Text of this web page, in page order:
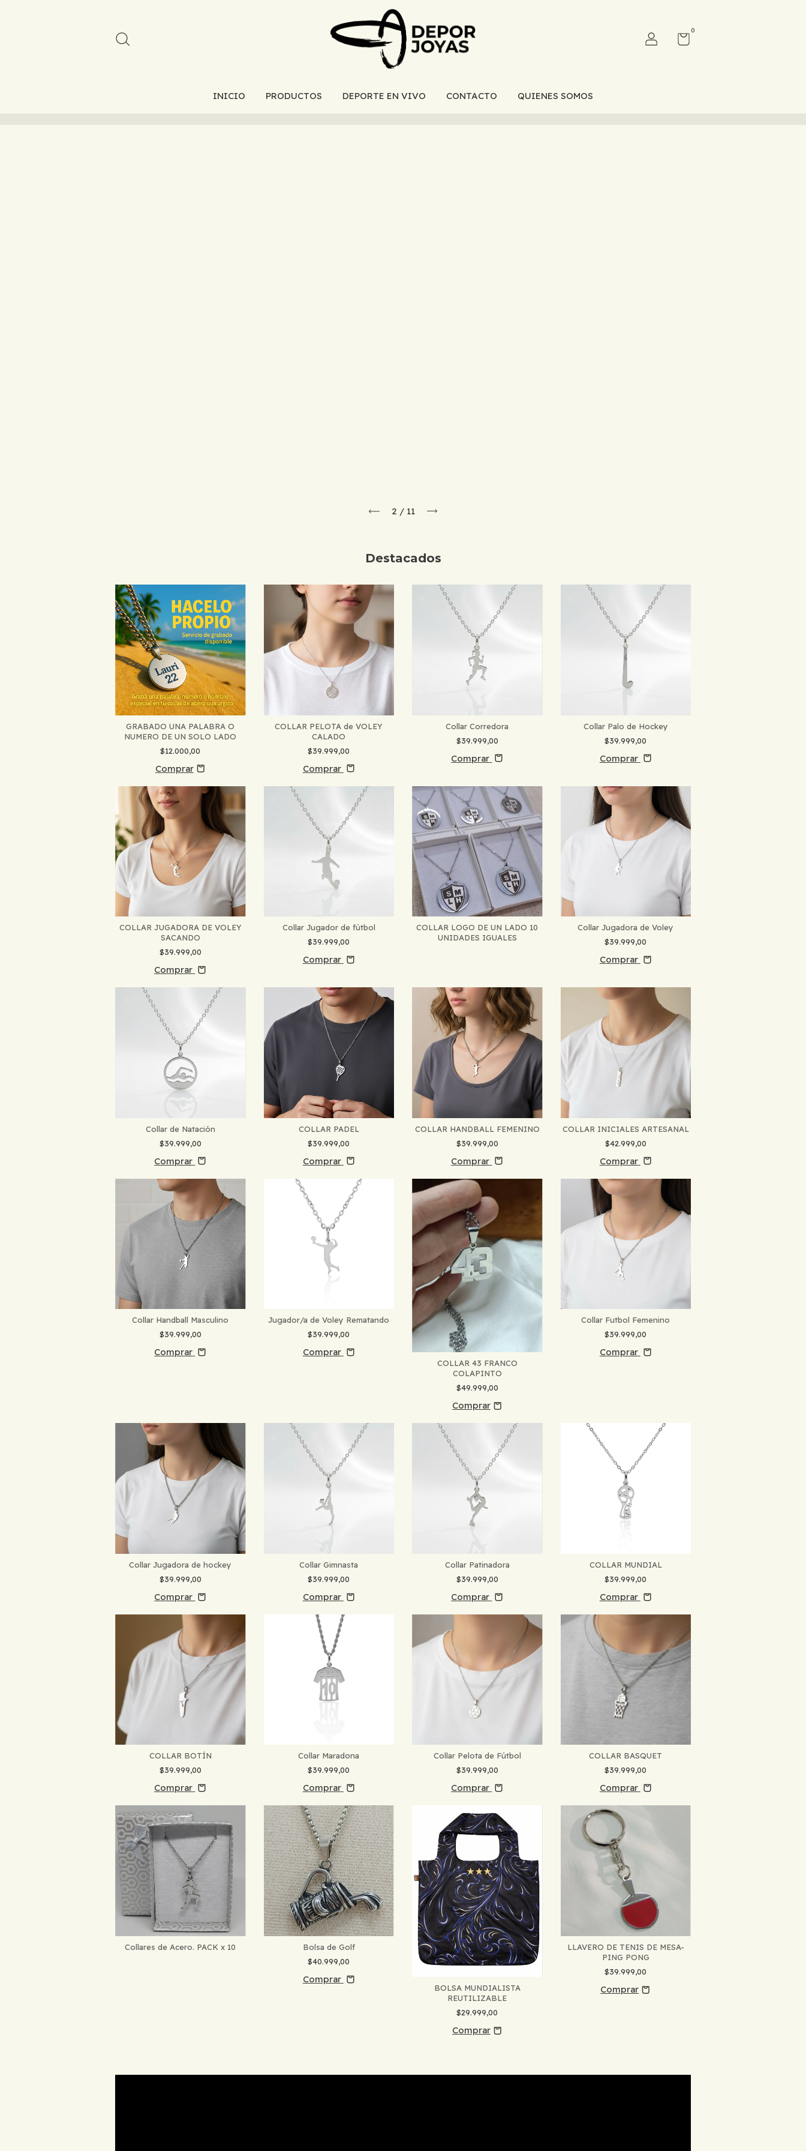
0
INICIO PRODUCTOS DEPORTE EN VIVO CONTACTO QUIENES SOMOS
2 / 11
Destacados
GRABADO UNA PALABRA O
NUMERO DE UN SOLO LADO
$12.000,00
COLLAR PELOTA de VOLEY
CALADO
$39.999,00
Comprar
Collar Corredora
$39.999,00
Comprar
Collar Palo de Hockey
$39.999,00
Comprar
COLLAR JUGADORA DE VOLEY
SACANDO
$39.999,00
Comprar
Collar Jugador de fútbol
$39.999,00
Comprar
COLLAR LOGO DE UN LADO 10
UNIDADES IGUALES
Collar Jugadora de Voley
$39.999,00
Comprar
Collar de Natación
$39.999,00
Comprar
COLLAR PADEL
$39.999,00
Comprar
COLLAR HANDBALL FEMENINO
$39.999,00
Comprar
COLLAR INICIALES ARTESANAL
$42.999,00
Comprar
Collar Handball Masculino
$39.999,00
Comprar
Jugador/a de Voley Rematando
$39.999,00
Comprar
COLLAR 43 FRANCO
COLAPINTO
$49.999,00
Collar Futbol Femenino
$39.999,00
Comprar
Collar Jugadora de hockey
$39.999,00
Comprar
Collar Gimnasta
$39.999,00
Comprar
Collar Patinadora
$39.999,00
Comprar
COLLAR MUNDIAL
$39.999,00
Comprar
COLLAR BOTÍN
$39.999,00
Comprar
Collar Maradona
$39.999,00
Comprar
Collar Pelota de Fútbol
$39.999,00
Comprar
COLLAR BASQUET
$39.999,00
Comprar
Collares de Acero. PACK x 10
Bolsa de Golf
$40.999,00
Comprar
BOLSA MUNDIALISTA
REUTILIZABLE
$29.999,00
LLAVERO DE TENIS DE MESA-
PING PONG
$39.999,00